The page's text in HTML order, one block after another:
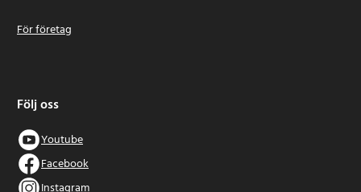
För företag
Följ oss
Youtube
Facebook
Instagram